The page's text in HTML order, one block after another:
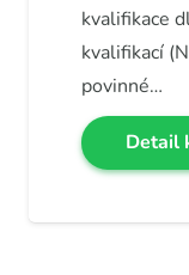
kvalifikace
kvalifikací
povinné…
Detail